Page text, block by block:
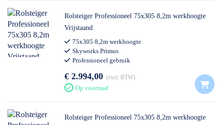
Rolsteiger Professioneel 75x305 8,2m werkhoogte
Vrijstaand
75x305 8,2m werkhoogte
Skyworks Primus
Professioneel gebruik
€ 2.994,00 excl. BTW
Op voorraad
Rolsteiger Professioneel 75x305 8,2m werkhoogte